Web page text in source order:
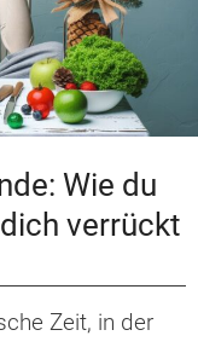
Wie du
verrückt
Zeit, in der